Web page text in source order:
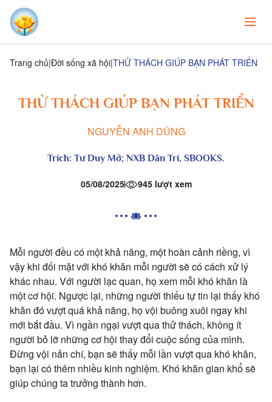
Trang chủ Đời sống xã hội THỬ THÁCH GIÚP BẠN PHÁT TRIỂN
THỬ THÁCH GIÚP BẠN PHÁT TRIỂN
NGUYỄN ANH DŨNG
Trích: Tư Duy Mở; NXB Dân Trí, SBOOKS.
05/08/2025 945 lượt xem
Mỗi người đều có một khả năng, một hoàn cảnh riềng, vì
vậy khi đối mặt với khó khăn mỗi người sẽ có cách xử lý
khác nhau. Với người lạc quan, họ xem mỗi khó khăn là
một cơ hội. Ngược lại, những người thiếu tự tin lại thấy khó
khăn đó vượt quá khả năng, họ vội buông xuôi ngay khi
mới bắt đầu. Vì ngần ngại vượt qua thử thách, không ít
người bỏ lỡ những cơ hội thay đổi cuộc sống của mình.
Đừng vội nản chí, bạn sẽ thấy mỗi lần vượt qua khó khăn,
bạn lại có thêm nhiều kinh nghiệm. Khó khăn gian khổ sẽ
giúp chúng ta trưởng thành hơn.